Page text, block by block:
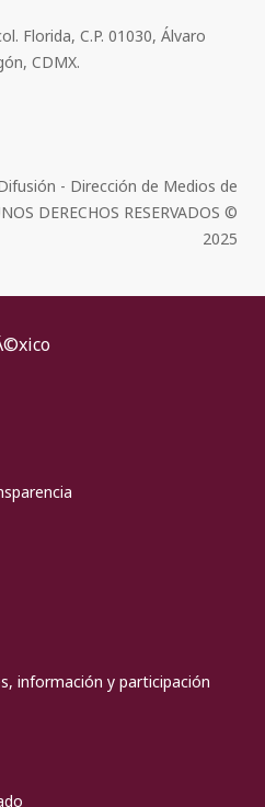
Florida, C.P. 01030, Álvaro
CDMX.
- Dirección de Medios de
DERECHOS RESERVADOS ©
2025
información y participación